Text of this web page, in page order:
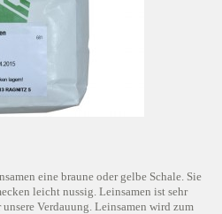
eine braune oder gelbe Schale. Sie
leicht nussig. Leinsamen ist sehr
Verdauung. Leinsamen wird zum